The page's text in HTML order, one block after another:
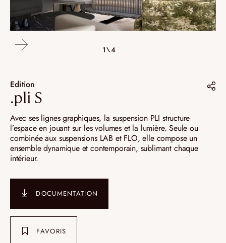
1\4
2\4
3\4
4\4
Edition
.pli S
Pinterest
Instagram
Avec ses lignes graphiques, la suspension PLI structure
l’espace en jouant sur les volumes et la lumière. Seule ou
combinée aux suspensions LAB et FLO, elle compose un
ensemble dynamique et contemporain, sublimant chaque
intérieur.
DOCUMENTATION
FAVORIS